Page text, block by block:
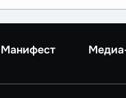
Манифест